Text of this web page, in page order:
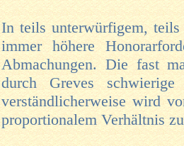
In teils unterwürfigem, teils
immer höhere
Abmachungen. Die fast
durch Greves
verständlicherweise wird
proportionalem Verhältnis